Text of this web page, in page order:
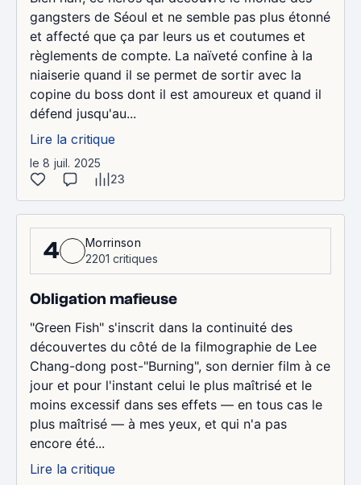
gangsters de Séoul et ne semble pas plus étonné
et affecté que ça par leurs us et coutumes et
règlements de compte. La naïveté confine à la
niaiserie quand il se permet de sortir avec la
copine du boss dont il est amoureux et quand il
défend jusqu'au...
Lire la critique
le 8 juil. 2025
23
4
Morrinson
2201 critiques
Obligation mafieuse
"Green Fish" s'inscrit dans la continuité des
découvertes du côté de la filmographie de Lee
Chang-dong post-"Burning", son dernier film à ce
jour et pour l'instant celui le plus maîtrisé et le
moins excessif dans ses effets — en tous cas le
plus maîtrisé — à mes yeux, et qui n'a pas
encore été...
Lire la critique